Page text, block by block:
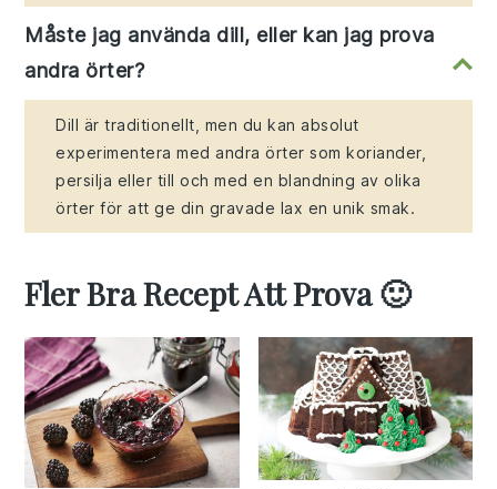
Måste jag använda dill, eller kan jag prova
andra örter?
Dill är traditionellt, men du kan absolut
experimentera med andra örter som koriander,
persilja eller till och med en blandning av olika
örter för att ge din gravade lax en unik smak.
Fler Bra Recept Att Prova 🙂